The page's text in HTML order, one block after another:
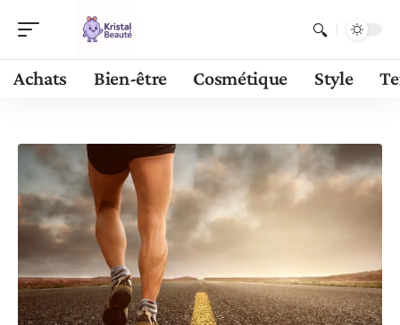
Achats Bien-être Cosmétique Style